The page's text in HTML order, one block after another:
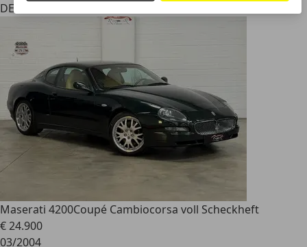
DE 67227
Maserati 4200Coupé Cambiocorsa voll Scheckheft
€ 24.900
03/2004